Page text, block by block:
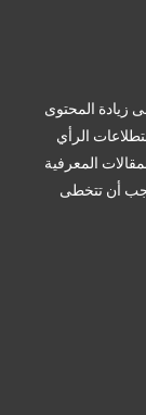
زيادة المحتوى
الرأي
المعرفية
يجب أن تتخطى